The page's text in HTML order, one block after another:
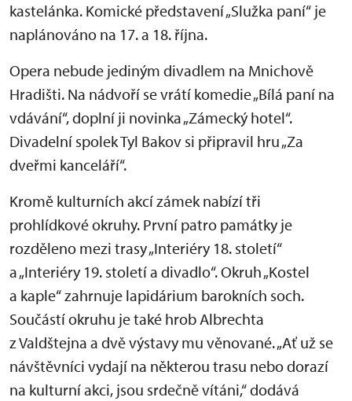
kastelánka. Komické představení „Služka paní“ je
naplánováno na 17. a 18. října.
Opera nebude jediným divadlem na Mnichově
Hradišti. Na nádvoří se vrátí komedie „Bílá paní na
vdávání“, doplní ji novinka „Zámecký hotel“.
Divadelní spolek Tyl Bakov si připravil hru „Za
dveřmi kanceláří“.
Kromě kulturních akcí zámek nabízí tři
prohlídkové okruhy. První patro památky je
rozděleno mezi trasy „Interiéry 18. století“
a „Interiéry 19. století a divadlo“. Okruh „Kostel
a kaple“ zahrnuje lapidárium barokních soch.
Součástí okruhu je také hrob Albrechta
z Valdštejna a dvě výstavy mu věnované. „Ať už se
návštěvníci vydají na některou trasu nebo dorazí
na kulturní akci, jsou srdečně vítáni,“ dodává